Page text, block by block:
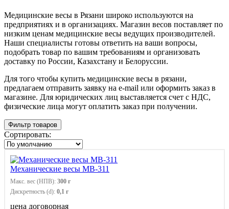
Медицинские весы в Рязани широко используются на
предприятиях и в организациях. Магазин весов поставляет по
низким ценам медицинские весы ведущих производителей.
Наши специалисты готовы ответить на ваши вопросы,
подобрать товар по вашим требованиям и организовать
доставку по России, Казахстану и Белоруссии.
Для того чтобы купить медицинские весы в рязани,
предлагаем отправить заявку на e-mail или оформить заказ в
магазине. Для юридических лиц выставляется счет с НДС,
физические лица могут оплатить заказ при получении.
Фильтр товаров
Сортировать:
Механические весы МВ-311
Макс. вес (НПВ): 300 г
Дискретность (d): 0,1 г
цена договорная